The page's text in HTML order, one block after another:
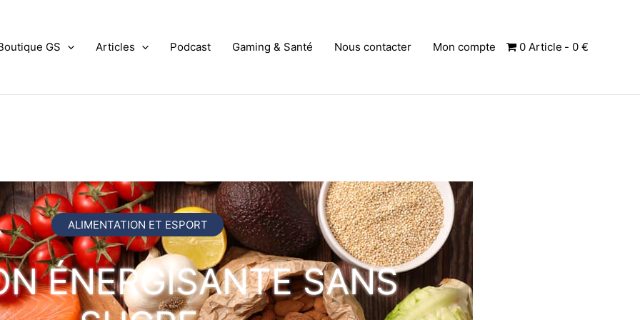
GS Articles Podcast Gaming & Santé Nous contacter Mon compte 0 Article 0 €
ALIMENTATION ET ESPORT
ÉNERGISANTE SANS